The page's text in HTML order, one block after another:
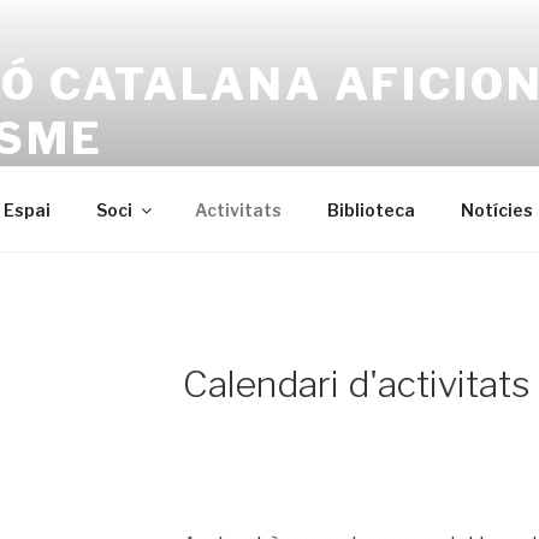
CATALANA
Espai Soci Activitats Biblioteca Notícies
Calendari d'activitats